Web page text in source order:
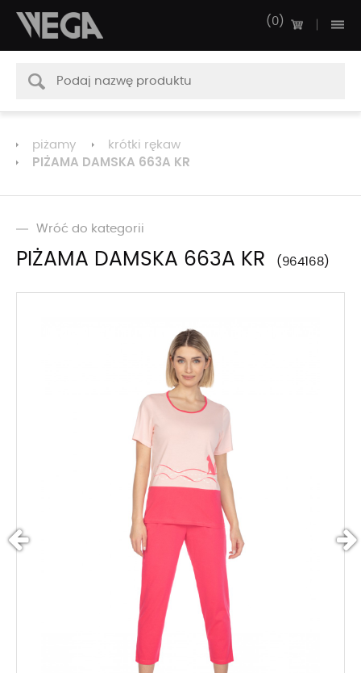
0
piżamy krótki rękaw
PIŻAMA DAMSKA 663A KR
Wróć do kategorii
PIŻAMA DAMSKA 663A KR 964168